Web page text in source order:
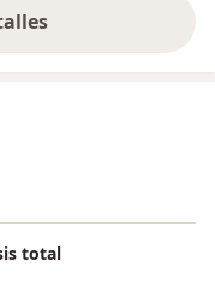
experiencia
total